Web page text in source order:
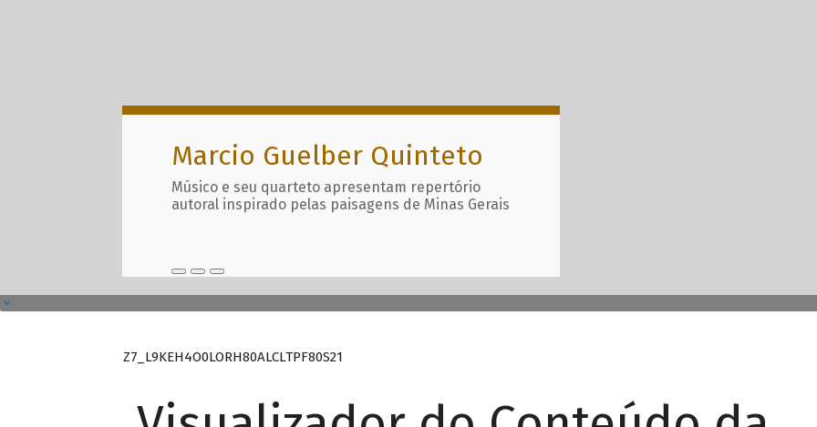
Marcio Guelber Quinteto
Músico e seu quarteto apresentam repertório
autoral inspirado pelas paisagens de Minas Gerais
Z7_L9KEH4O0LORH80ALCLTPF80S21